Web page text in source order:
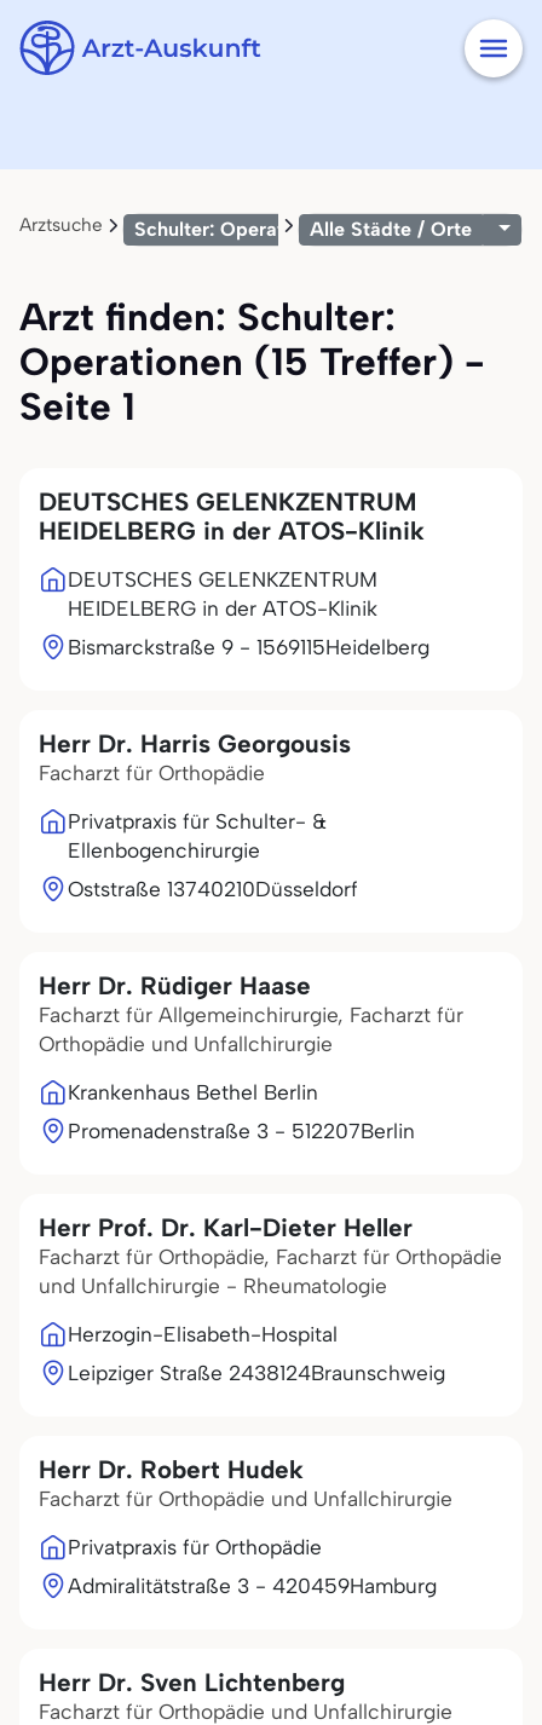
Arztsuche Schulter: OperationenAlle Städte / Orte
Arzt finden: Schulter:
Operationen (15 Treffer) -
Seite 1
DEUTSCHES GELENKZENTRUM
HEIDELBERG in der ATOS-Klinik
DEUTSCHES GELENKZENTRUM
HEIDELBERG in der ATOS-Klinik
Bismarckstraße 9 - 1569115Heidelberg
Herr Dr. Harris Georgousis
Facharzt für Orthopädie
Privatpraxis für Schulter- &
Ellenbogenchirurgie
Oststraße 13740210Düsseldorf
Herr Dr. Rüdiger Haase
Facharzt für Allgemeinchirurgie, Facharzt für
Orthopädie und Unfallchirurgie
Krankenhaus Bethel Berlin
Promenadenstraße 3 - 512207Berlin
Herr Prof. Dr. Karl-Dieter Heller
Facharzt für Orthopädie, Facharzt für Orthopädie
und Unfallchirurgie - Rheumatologie
Herzogin-Elisabeth-Hospital
Leipziger Straße 2438124Braunschweig
Herr Dr. Robert Hudek
Facharzt für Orthopädie und Unfallchirurgie
Privatpraxis für Orthopädie
Admiralitätstraße 3 - 420459Hamburg
Herr Dr. Sven Lichtenberg
Facharzt für Orthopädie und Unfallchirurgie